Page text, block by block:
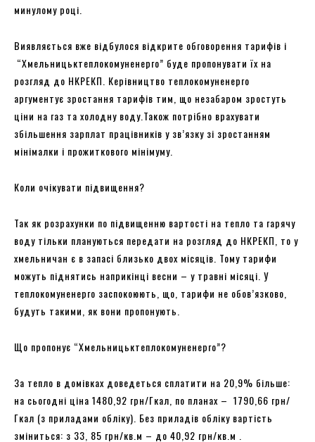
минулому році.
Виявляється вже відбулося відкрите обговорення тарифів і
“Хмельницьктеплокомуненерго” буде пропонувати їх на
розгляд до НКРЕКП. Керівництво теплокомуненерго
аргументує зростання тарифів тим, що незабаром зростуть
ціни на газ та холодну воду.Також потрібно врахувати
збільшення зарплат працівників у зв’язку зі зростанням
мінімалки і прожиткового мінімуму.
Коли очікувати підвищення?
Так як розрахунки по підвищенню вартості на тепло та гарячу
воду тільки плануються передати на розгляд до НКРЕКП, то у
хмельничан є в запасі близько двох місяців. Тому тарифи
можуть піднятись наприкінці весни – у травні місяці. У
теплокомуненерго заспокоюють, що, тарифи не обов’язково,
будуть такими, як вони пропонують.
Що пропонує “Хмельницьктеплокомуненерго”?
За тепло в домівках доведеться сплатити на 20,9% більше:
на сьогодні ціна 1480,92 грн/Гкал, по планах – 1790,66 грн/
Гкал (з приладами обліку). Без приладів обліку вартість
зміниться: з 33, 85 грн/кв.м – до 40,92 грн/кв.м .